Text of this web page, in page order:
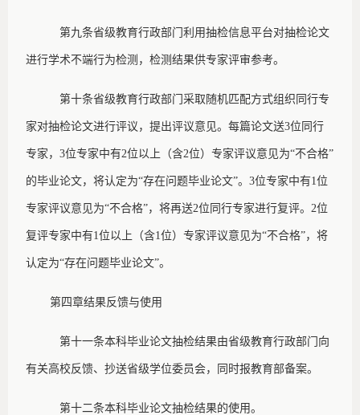
第九条省级教育行政部门利用抽检信息平台对抽检论文
进行学术不端行为检测，检测结果供专家评审参考。
第十条省级教育行政部门采取随机匹配方式组织同行专
家对抽检论文进行评议，提出评议意见。每篇论文送3位同行
专家，3位专家中有2位以上（含2位）专家评议意见为“不合格”
的毕业论文，将认定为“存在问题毕业论文”。3位专家中有1位
专家评议意见为“不合格”，将再送2位同行专家进行复评。2位
复评专家中有1位以上（含1位）专家评议意见为“不合格”，将
认定为“存在问题毕业论文”。
第四章结果反馈与使用
第十一条本科毕业论文抽检结果由省级教育行政部门向
有关高校反馈、抄送省级学位委员会，同时报教育部备案。
第十二条本科毕业论文抽检结果的使用。